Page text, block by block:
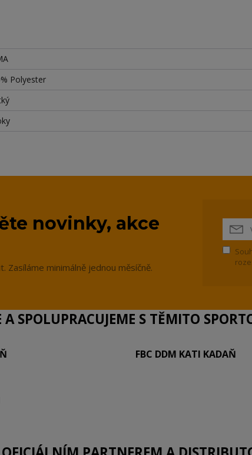
Polyester
novinky, akce
Zasíláme minimálně jednou měsíčně.
A SPOLUPRACUJEME S TĚMITO
FBC DDM KATI KADAŇ